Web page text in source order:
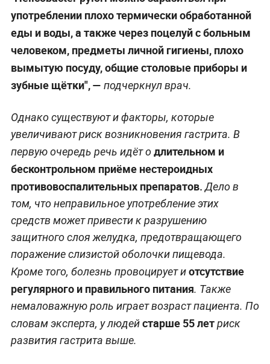
употреблении плохо термически обработанной
еды и воды, а также через поцелуй с больным
человеком, предметы личной гигиены, плохо
вымытую посуду, общие столовые приборы и
зубные щётки", — подчеркнул врач.
Однако существуют и факторы, которые
увеличивают риск возникновения гастрита. В
первую очередь речь идёт одлительном и
бесконтрольном приёме нестероидных
противовоспалительных препаратов.Дело в
том, что неправильное употребление этих
средств может привести к разрушению
защитного слоя желудка, предотвращающего
поражение слизистой оболочки пищевода.
Кроме того, болезнь провоцирует иотсутствие
регулярного и правильного питания. Также
немаловажную роль играет возраст пациента. По
словам эксперта, у людейстарше 55 летриск
развития гастрита выше.